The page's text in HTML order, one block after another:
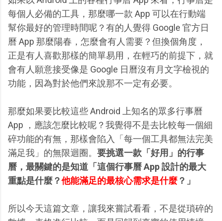
每個人必備的工具，那麼哪一款 App 可以在行動端
幫你最好的管理時間呢？有的人覺得 Google 官方日
曆 App 那麼陽春，怎麼會有人需要？但換個角度，
正是有人喜歡那樣的簡單易用，在輕巧的前提下，就
會有人願意接受像是 Google 日曆沒有月文字檢視的
功能，因為對於他們來說那不一定有必要。
那麼如果要比較這些 Android 上知名的眾多行事曆
App ，應該怎麼比較呢？我覺得不是去比較每一個細
碎功能的有無，那樣會陷入「每一個工具都無法完美
滿足我」的無限迴圈。 要挑選一款「好用」的行事
曆，最關鍵的是知道「這個行事曆 App 設計的最大
重點是什麼？他能滿足的最核心需求是什麼？」
所以今天這篇文章，讓我來嘗試看看，不是從瑣碎的